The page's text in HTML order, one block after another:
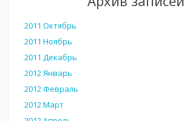
2011 Октябрь
2011 Ноябрь
2011 Декабрь
2012 Январь
2012 Февраль
2012 Март